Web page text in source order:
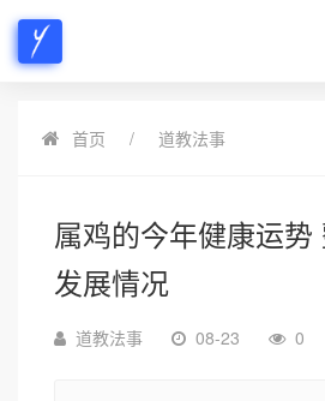
首页 道教法事
属鸡的今年健康运势
发展情况
道教法事 08-23 0